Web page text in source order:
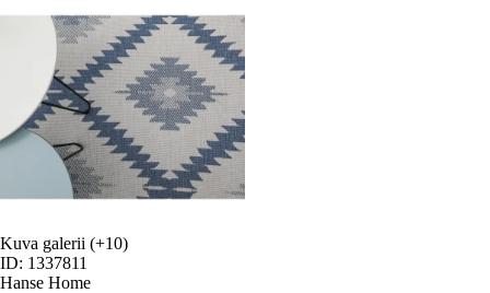
Kuva galerii (+10)
ID: 1337811
Hanse Home